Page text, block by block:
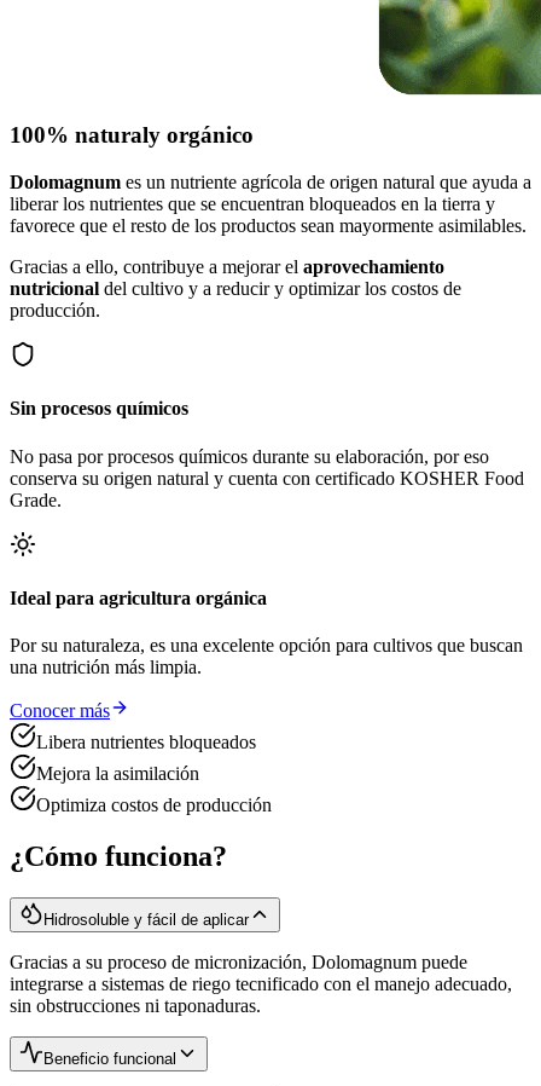
100% naturaly orgánico
Dolomagnum es un nutriente agrícola de origen natural que ayuda a
liberar los nutrientes que se encuentran bloqueados en la tierra y
favorece que el resto de los productos sean mayormente asimilables.
Gracias a ello, contribuye a mejorar el aprovechamiento
nutricional del cultivo y a reducir y optimizar los costos de
producción.
Sin procesos químicos
No pasa por procesos químicos durante su elaboración, por eso
conserva su origen natural y cuenta con certificado KOSHER Food
Grade.
Ideal para agricultura orgánica
Por su naturaleza, es una excelente opción para cultivos que buscan
una nutrición más limpia.
Conocer más
Libera nutrientes bloqueados
Mejora la asimilación
Optimiza costos de producción
¿Cómo funciona?
Hidrosoluble y fácil de aplicar
Gracias a su proceso de micronización, Dolomagnum puede
integrarse a sistemas de riego tecnificado con el manejo adecuado,
sin obstrucciones ni taponaduras.
Beneficio funcional